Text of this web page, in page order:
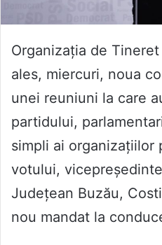
Organizația de
ales, miercuri, noua
unei reuniuni la care
partidului,
simpli ai organizațiilor
votului,
Județean Buzău,
nou mandat la